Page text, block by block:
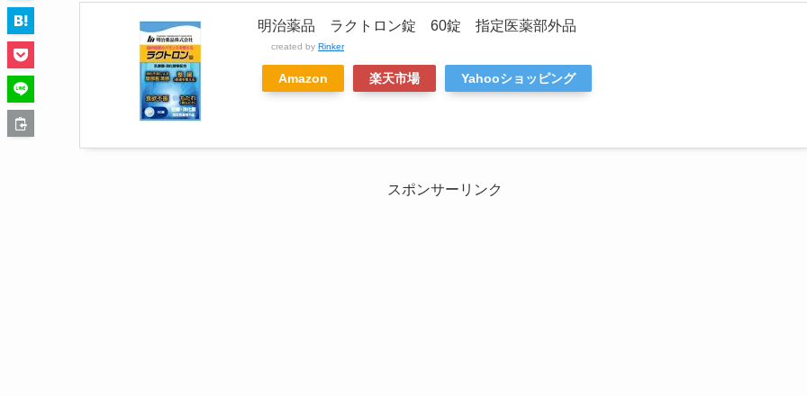
明治薬品 ラクトロン錠 60錠 指定医薬部外品
created by Rinker
Amazon 楽天市場 Yahooショッピング
スポンサーリンク